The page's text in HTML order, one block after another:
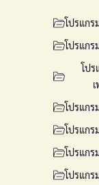
โปรแกร
โปรแก
โปร
โปรแก
โปรแก
โปรแก
โปรแกร